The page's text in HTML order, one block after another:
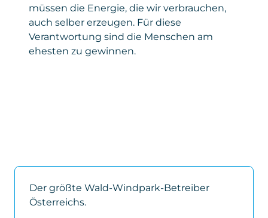
müssen die Energie, die wir verbrauchen,
auch selber erzeugen. Für diese
Verantwortung sind die Menschen am
ehesten zu gewinnen.
Der größte Wald-Windpark-Betreiber
Österreichs.